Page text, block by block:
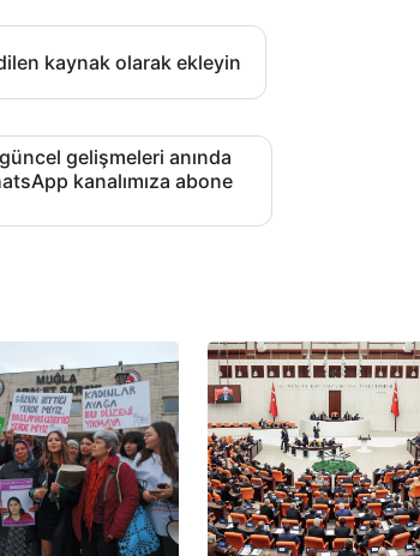
kaynak olarak ekleyin
gelişmeleri anında
kanalımıza abone